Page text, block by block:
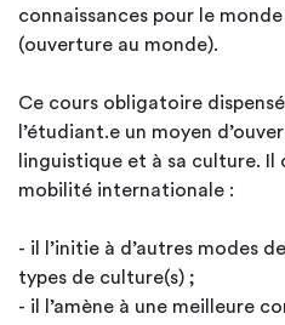
connaissances pour le
(ouverture au monde).
Ce cours obligatoire
l’étudiant.e un moyen
linguistique et à sa culture. Il
mobilité internationale :
- il l’initie à d’autres modes
types de culture(s) ;
- il l’amène à une meilleure